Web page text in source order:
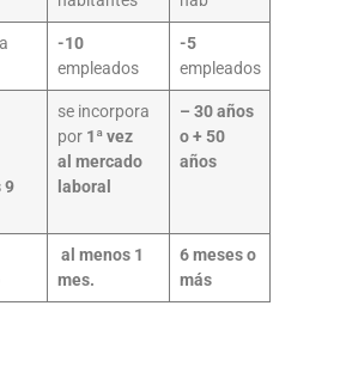
-10
empleados
-5
empleados
9
se incorpora
por 1ª vez
al mercado
laboral
– 30 años
o + 50
años
al menos 1
mes.
6 meses o
más